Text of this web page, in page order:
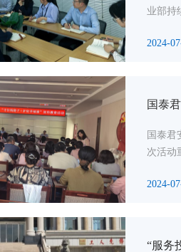
业部持
2024-
国泰
国泰君
次活动
2024-
“服务